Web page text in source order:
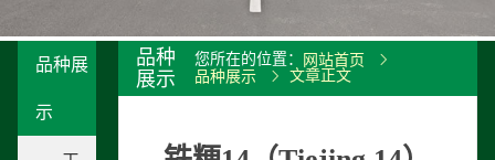
品种展
示
品种
展示
您所在的位置：
网站首页
品种展示
文章正文